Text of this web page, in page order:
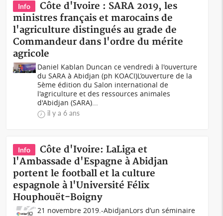
Info
Côte d'Ivoire : SARA 2019, les
ministres français et marocains de
l'agriculture distingués au grade de
Commandeur dans l'ordre du mérite
agricole
Daniel Kablan Duncan ce vendredi à l'ouverture
du SARA à Abidjan (ph KOACI)L’ouverture de la
5ème édition du Salon international de
l'agriculture et des ressources animales
d'Abidjan (SARA)...
il y a 6 ans
Info
Côte d'Ivoire: LaLiga et
l'Ambassade d'Espagne à Abidjan
portent le football et la culture
espagnole à l'Université Félix
Houphouët-Boigny
21 novembre 2019.-AbidjanLors d’un séminaire